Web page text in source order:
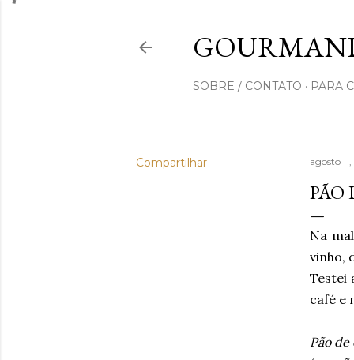
SOBRE / CONTATO PARA
Compartilhar agosto
PÃO
Na
vinho,
Testei
café e
Pão de